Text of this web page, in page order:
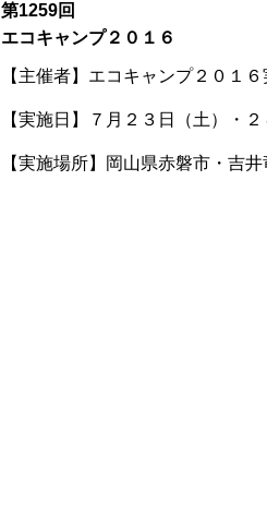
第1259回
エコキャンプ２０１６
【主催者】 エコキャンプ２０１
【実施日】 ７月２３日（土）・
【実施場所】 岡山県赤磐市・吉